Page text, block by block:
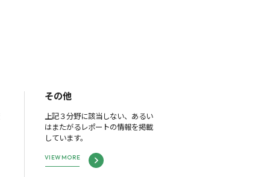
その他
上記３分野に該当しない、あるい
はまたがるレポートの情報を掲載
しています。
VIEW MORE